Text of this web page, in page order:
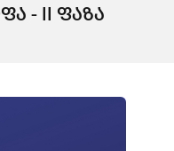
- II ᲤᲐᲖᲐ